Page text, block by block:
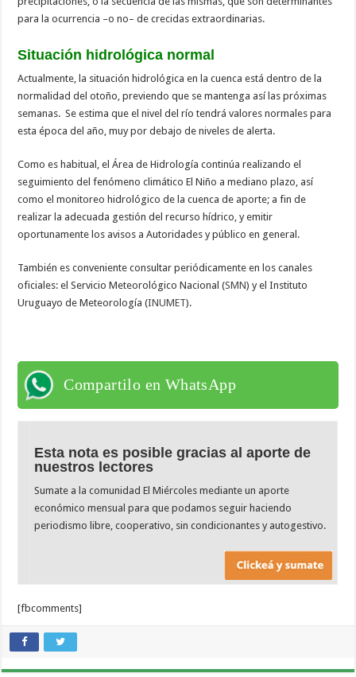
para la ocurrencia –o no– de crecidas extraordinarias.
Situación hidrológica normal
Actualmente, la situación hidrológica en la cuenca está dentro de la
normalidad del otoño, previendo que se mantenga así las próximas
semanas. Se estima que el nivel del río tendrá valores normales para
esta época del año, muy por debajo de niveles de alerta.
Como es habitual, el Área de Hidrología continúa realizando el
seguimiento del fenómeno climático El Niño a mediano plazo, así
como el monitoreo hidrológico de la cuenca de aporte; a fin de
realizar la adecuada gestión del recurso hídrico, y emitir
oportunamente los avisos a Autoridades y público en general.
También es conveniente consultar periódicamente en los canales
oficiales: el Servicio Meteorológico Nacional (SMN) y el Instituto
Uruguayo de Meteorología (INUMET).
Compartilo en WhatsApp
Esta nota es posible gracias al aporte de
nuestros lectores
Sumate a la comunidad El Miércoles mediante un aporte
económico mensual para que podamos seguir haciendo
periodismo libre, cooperativo, sin condicionantes y autogestivo.
[fbcomments]